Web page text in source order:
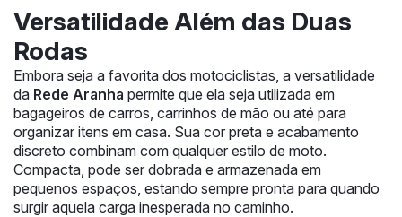
Versatilidade Além das Duas
Rodas
Embora seja a favorita dos motociclistas, a versatilidade
da Rede Aranha permite que ela seja utilizada em
bagageiros de carros, carrinhos de mão ou até para
organizar itens em casa. Sua cor preta e acabamento
discreto combinam com qualquer estilo de moto.
Compacta, pode ser dobrada e armazenada em
pequenos espaços, estando sempre pronta para quando
surgir aquela carga inesperada no caminho.